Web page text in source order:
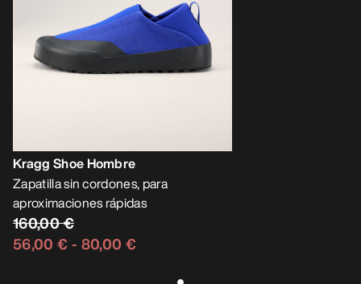
Kragg Shoe Hombre
Zapatilla sin cordones, para
aproximaciones rápidas
160,00 €
56,00 €- 80,00 €